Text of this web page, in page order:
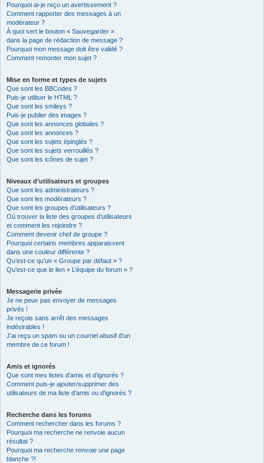
Pourquoi ai-je reçu un avertissement ?
Comment rapporter des messages à un
modérateur ?
À quoi sert le bouton « Sauvegarder »
dans la page de rédaction de message ?
Pourquoi mon message doit être validé ?
Comment remonter mon sujet ?
Mise en forme et types de sujets
Que sont les BBCodes ?
Puis-je utiliser le HTML ?
Que sont les smileys ?
Puis-je publier des images ?
Que sont les annonces globales ?
Que sont les annonces ?
Que sont les sujets épinglés ?
Que sont les sujets verrouillés ?
Que sont les icônes de sujet ?
Niveaux d’utilisateurs et groupes
Que sont les administrateurs ?
Que sont les modérateurs ?
Que sont les groupes d’utilisateurs ?
Où trouver la liste des groupes d’utilisateurs
et comment les rejoindre ?
Comment devenir chef de groupe ?
Pourquoi certains membres apparaissent
dans une couleur différente ?
Qu’est-ce qu’un « Groupe par défaut » ?
Qu’est-ce que le lien « L’équipe du forum » ?
Messagerie privée
Je ne peux pas envoyer de messages
privés !
Je reçois sans arrêt des messages
indésirables !
J’ai reçu un spam ou un courriel abusif d’un
membre de ce forum !
Amis et ignorés
Que sont mes listes d’amis et d’ignorés ?
Comment puis-je ajouter/supprimer des
utilisateurs de ma liste d’amis ou d’ignorés ?
Recherche dans les forums
Comment rechercher dans les forums ?
Pourquoi ma recherche ne renvoie aucun
résultat ?
Pourquoi ma recherche renvoie une page
blanche ?!